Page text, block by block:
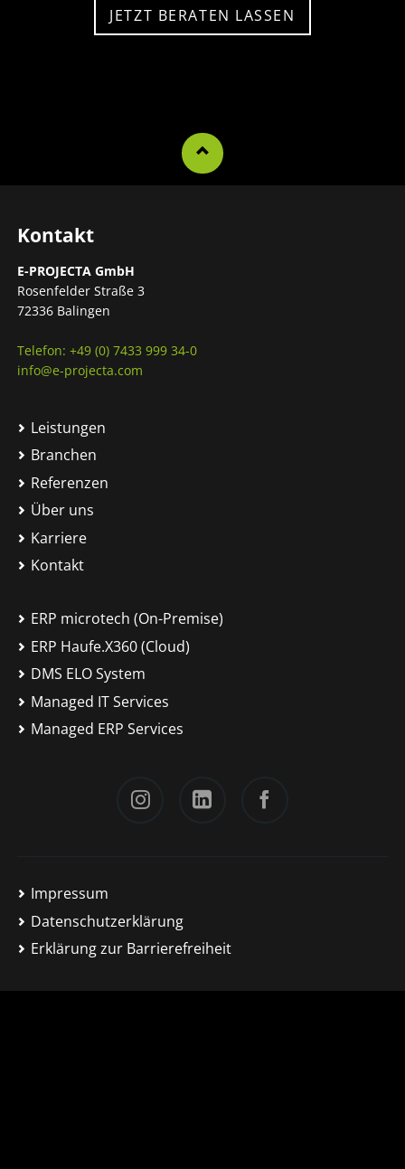
JETZT BERATEN LASSEN
Kontakt
E-PROJECTA GmbH
Rosenfelder Straße 3
72336 Balingen
Telefon: +49 (0) 7433 999 34-0
info@e-projecta.com
Leistungen
Branchen
Referenzen
Über uns
Karriere
Kontakt
ERP microtech (On-Premise)
ERP Haufe.X360 (Cloud)
DMS ELO System
Managed IT Services
Managed ERP Services
Impressum
Datenschutzerklärung
Erklärung zur Barrierefreiheit